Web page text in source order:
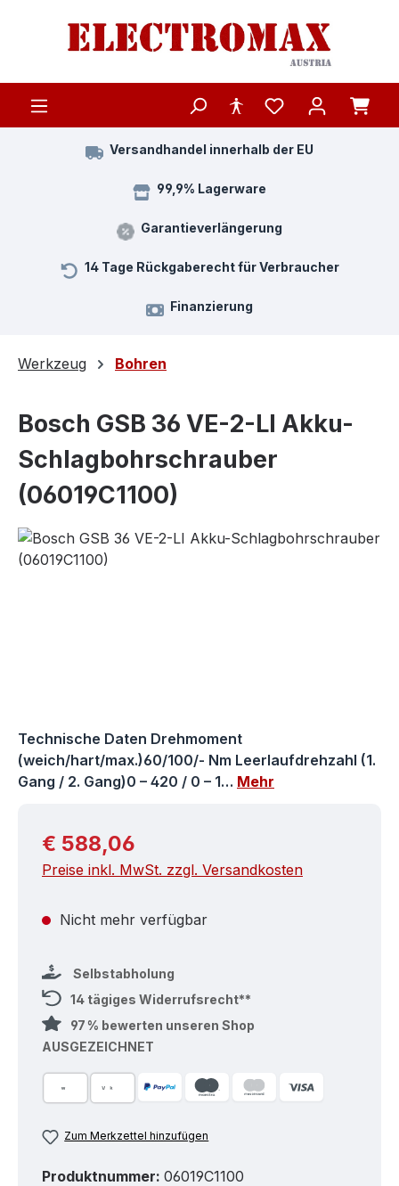
Zum Hauptinhalt springen
Versandhandel innerhalb der EU
99,9% Lagerware
Garantieverlängerung
14 Tage Rückgaberecht für Verbraucher
Finanzierung
Werkzeug Bohren
Bosch GSB 36 VE-2-LI Akku-
Schlagbohrschrauber
(06019C1100)
Bildergalerie überspringen
Technische Daten Drehmoment
(weich/hart/max.)60/100/- Nm Leerlaufdrehzahl (1.
Gang / 2. Gang)0 – 420 / 0 – 1… Mehr
Regulärer Preis:
€ 588,06
Preise inkl. MwSt. zzgl. Versandkosten
Nicht mehr verfügbar
Selbstabholung
14 tägiges Widerrufsrecht**
97 % bewerten unseren Shop
AUSGEZEICHNET
Zum Merkzettel hinzufügen
Produktnummer: 06019C1100